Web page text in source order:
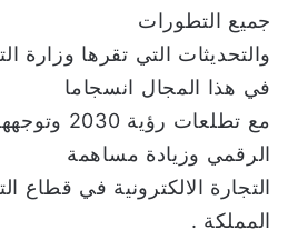
جميع التطورات
والتحديثات التي تقرها وزارة
في هذا المجال انسجاما
مع تطلعات
الرقمي وزيادة مساهمة
التجارة الالكترونية في قطاع
المملكة .